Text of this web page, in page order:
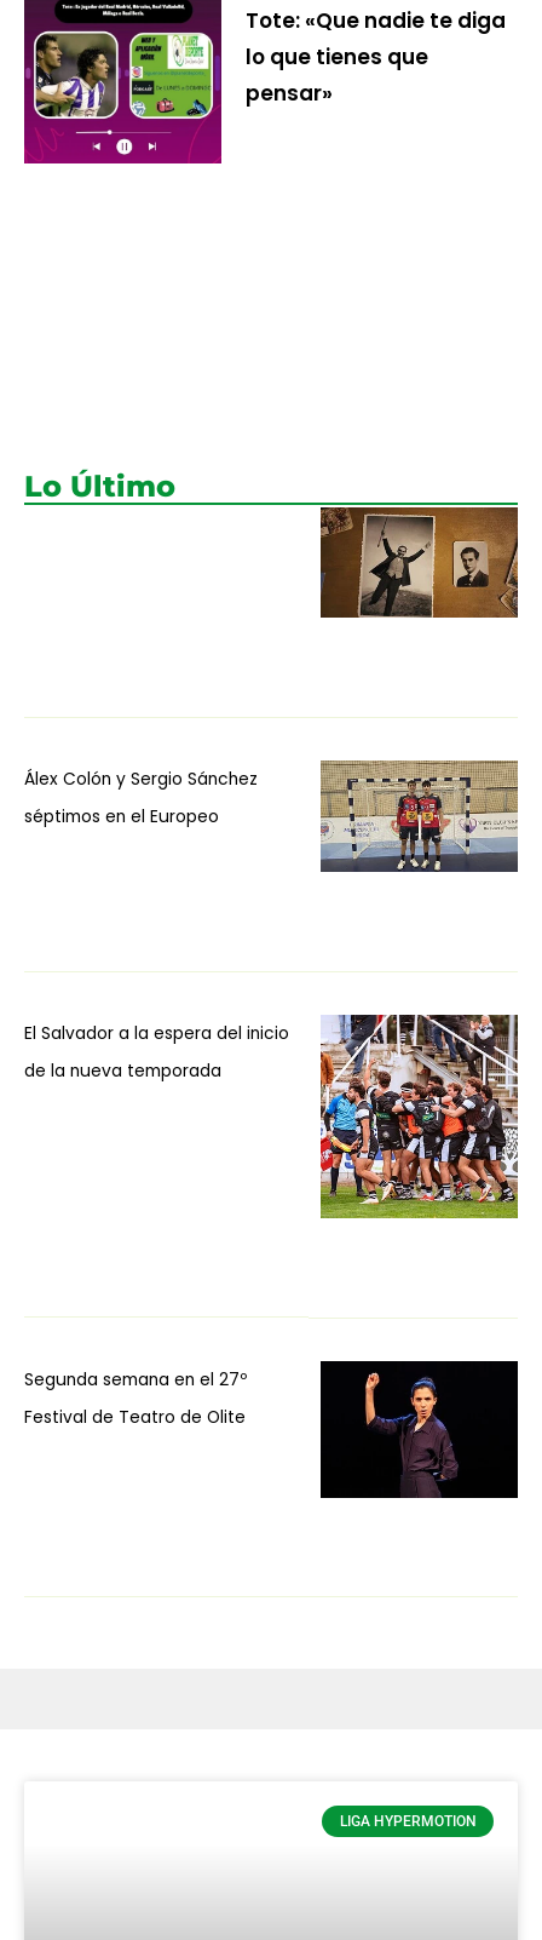
Tote: «Que nadie te diga
lo que tienes que
pensar»
Lo Último
Álex Colón y Sergio Sánchez
séptimos en el Europeo
El Salvador a la espera del inicio
de la nueva temporada
Segunda semana en el 27º
Festival de Teatro de Olite
LIGA HYPERMOTION